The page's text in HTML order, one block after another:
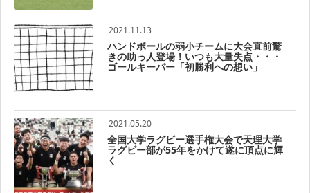
2021.11.13
ハンドボールの弱小チームに大会直前驚
きの助っ人登場！いつも大量失点・・・
ゴールキーパー「初勝利への想い」
2021.05.20
全国大学ラグビー選手権大会で天理大学
ラグビー部が55年をかけて遂に頂点に輝
く